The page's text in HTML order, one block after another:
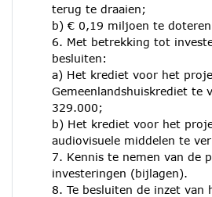
terug te draaien;
b) € 0,19 miljoen te doteren
6. Met betrekking tot
besluiten:
a) Het krediet voor het
Gemeenlandshuiskrediet te
329.000;
b) Het krediet voor het
audiovisuele middelen te
7. Kennis te nemen van de
investeringen (bijlagen).
8. Te besluiten de inzet van